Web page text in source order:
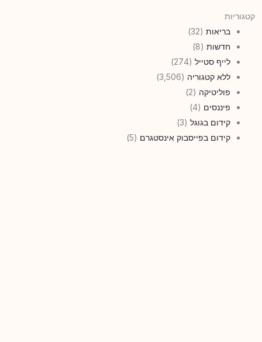
קטגוריות
בריאות (32)
חדשות (8)
לייף סטייל (274)
ללא קטגוריה (3,506)
פוליטיקה (2)
פיננסים (4)
קידום בגוגל (3)
קידום בפייסבוק אינסטגרם (5)